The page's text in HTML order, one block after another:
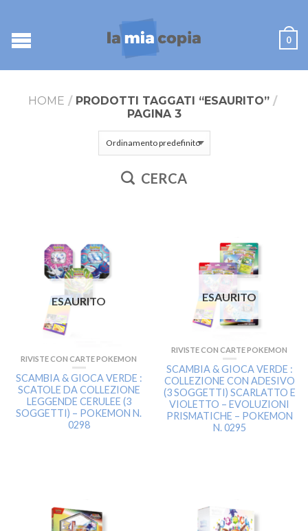
0
HOME / PRODOTTI TAGGATI “ESAURITO” /
PAGINA 3
CERCA
ESAURITO
RIVISTE CON CARTE POKEMON
SCAMBIA & GIOCA VERDE :
SCATOLE DA COLLEZIONE
LEGGENDE CERULEE (3
SOGGETTI) – POKEMON N.
0298
ESAURITO
RIVISTE CON CARTE POKEMON
SCAMBIA & GIOCA VERDE :
COLLEZIONE CON ADESIVO
(3 SOGGETTI) SCARLATTO E
VIOLETTO – EVOLUZIONI
PRISMATICHE – POKEMON
N. 0295